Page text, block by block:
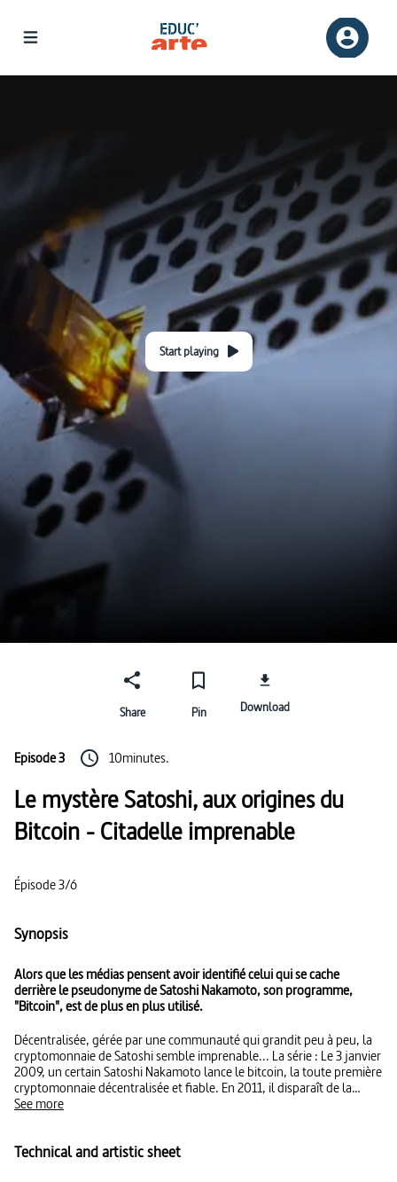
Start playing
Share Pin Download
Episode 3 10minutes.
Le mystère Satoshi, aux origines du
Bitcoin - Citadelle imprenable
Épisode 3/6
Synopsis
Alors que les médias pensent avoir identifié celui qui se cache
derrière le pseudonyme de Satoshi Nakamoto, son programme,
"Bitcoin", est de plus en plus utilisé.
Décentralisée, gérée par une communauté qui grandit peu à peu, la
cryptomonnaie de Satoshi semble imprenable... La série : Le 3 janvier
2009, un certain Satoshi Nakamoto lance le bitcoin, la toute première
cryptomonnaie décentralisée et fiable. En 2011, il disparaît de la
circulation. Le mystère Satoshi est une web-série documentaire qui
présent.
See more
Technical and artistic sheet